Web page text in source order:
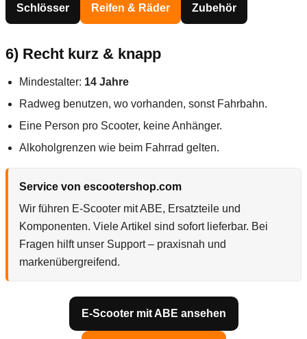
Schlösser Reifen & Räder Zubehör
6) Recht kurz & knapp
Mindestalter: 14 Jahre
Radweg benutzen, wo vorhanden, sonst Fahrbahn.
Eine Person pro Scooter, keine Anhänger.
Alkoholgrenzen wie beim Fahrrad gelten.
Service von escootershop.com
Wir führen E-Scooter mit ABE, Ersatzteile und
Komponenten. Viele Artikel sind sofort lieferbar. Bei
Fragen hilft unser Support – praxisnah und
markenübergreifend.
E-Scooter mit ABE ansehen